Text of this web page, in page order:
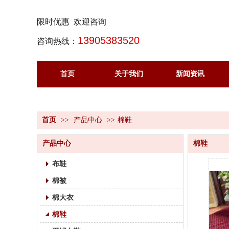
限时优惠 欢迎咨询
咨询热线： 13905383520
首页 关于我们 新闻资讯
首页 >> 产品中心 >> 棉鞋
产品中心
布鞋
棉被
棉大衣
棉鞋
棉鞋